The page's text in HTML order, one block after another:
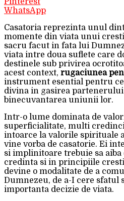
WhatsApp
Casatoria reprezinta unul
momente din viata unui
sacru facut in fata lui
viata intre doua suflete care
destinele sub privirea
acest context, rugaciunea
instrument esential pentru
divina in gasirea
binecuvantarea uniunii lor.
Intr-o lume dominata de
superficialitate, multi
intoarce la valorile spirituale
vine vorba de casatorie. Ei
si implinitoare trebuie sa aiba
credinta si in principiile
devine o modalitate de a
Dumnezeu, de a-I cere sfatul
importanta decizie de viata.